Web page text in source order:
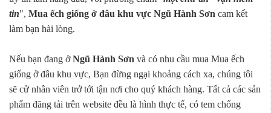
tin", Mua ếch giống ở đâu khu vực Ngũ Hành Sơn cam kết
làm bạn hài lòng.
Nếu bạn đang ởNgũ Hành Sơn và có nhu cầu mua Mua ếch
giống ở đâu khu vực, Bạn đừng ngại khoảng cách xa, chúng tôi
sẽ cử nhân viên trở tới tận nơi cho quý khách hàng. Tất cả các sản
phẩm đăng tải trên website đều là hình thực tế, có tem chống